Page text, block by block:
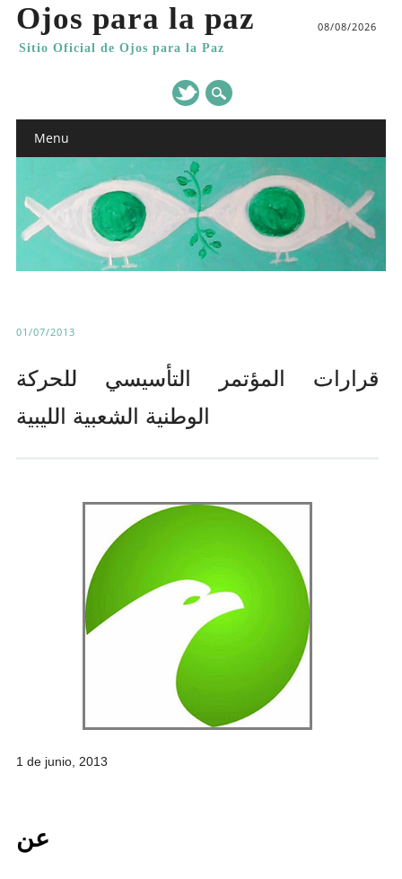
Ojos para la paz
Sitio Oficial de Ojos para la Paz
08/08/2026
Main menu
Menu
01/07/2013
قرارات المؤتمر التأسيسي للحركة
الوطنية الشعبية الليبية
1 de junio, 2013
عن